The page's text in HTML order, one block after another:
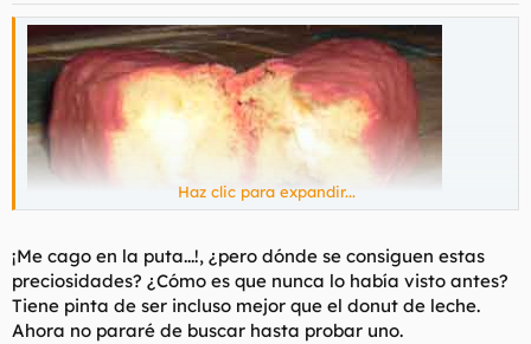
Haz clic para expandir...
¡Me cago en la puta...!, ¿pero dónde se consiguen estas
preciosidades? ¿Cómo es que nunca lo había visto antes?
Tiene pinta de ser incluso mejor que el donut de leche.
Ahora no pararé de buscar hasta probar uno.